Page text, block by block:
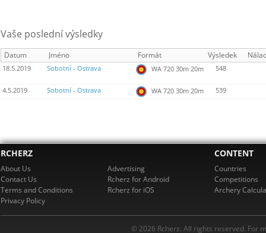
Vaše poslední výsledky
Datum Jméno Formát Výsledek
18.5.2019 Sobotní - Ostrava WA 720 30m 20m 548
4.5.2019 Sobotní - Ostrava WA 720 30m 20m 539
RCHERZ
About Us
Contact Us
Terms and Conditions
Privacy Policy
Advertising
Rcherz for Android
Rcherz for iOS
CONTENT
Countries
Competitions
Archery
© 2026 Rcherz. All rights reserved. For